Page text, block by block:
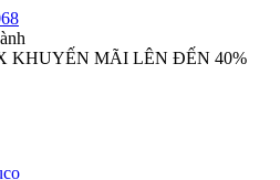
KHUYẾN MÃI LÊN ĐẾN 40%